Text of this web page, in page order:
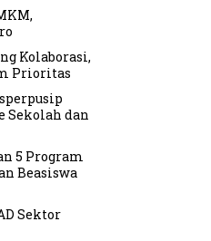
Kolaborasi,
Prioritas
Sekolah dan
5 Program
Beasiswa
Sektor